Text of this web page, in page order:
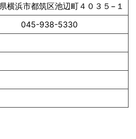
横浜市都筑区池辺町４０３５−１
045-938-5330